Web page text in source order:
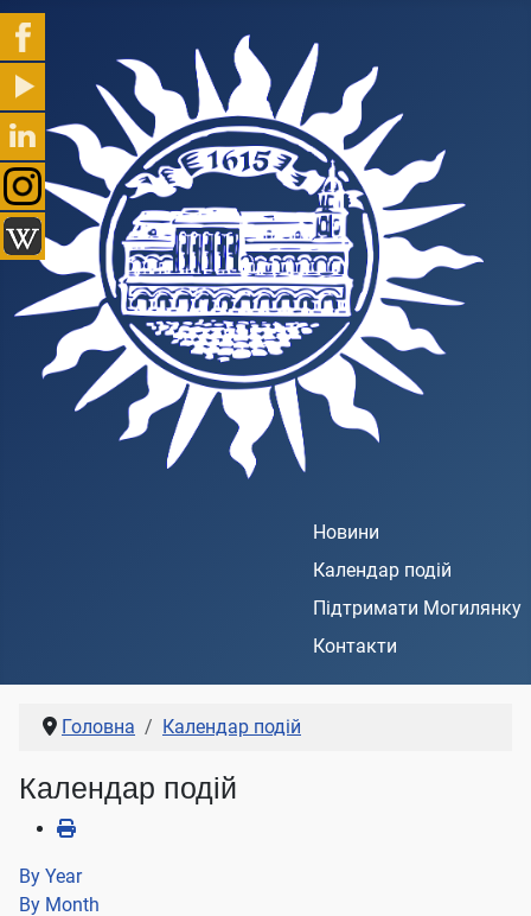
Новини
Календар подій
Підтримати Могилянку
Контакти
Головна Календар подій
Календар подій
By Year
By Month